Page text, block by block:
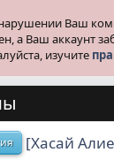
Ваш
а Ваш аккаунт
изучите
[Хасай